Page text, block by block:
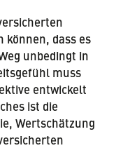
können, dass es
unbedingt in
muss
entwickelt
ist die
Wertschätzung